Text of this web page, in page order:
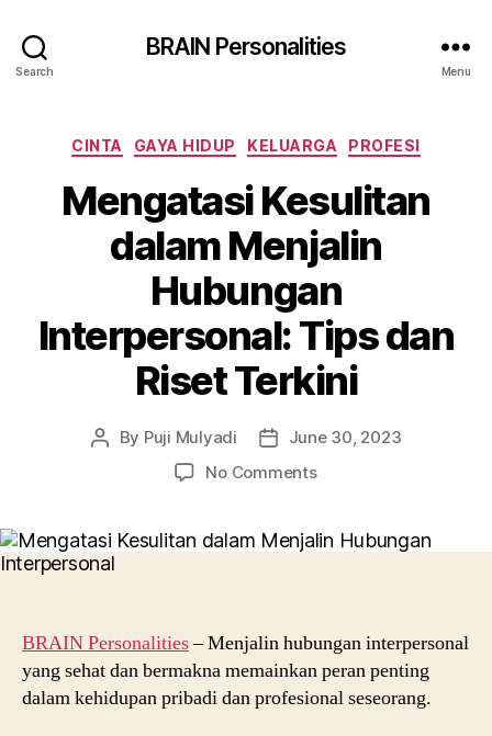
Search
BRAIN Personalities
Menu
Categories
CINTA GAYA HIDUP KELUARGA PROFESI
Mengatasi Kesulitan
dalam Menjalin
Hubungan
Interpersonal: Tips dan
Riset Terkini
Post
By Puji Mulyadi
PostJune 30, 2023
No Commentson
dalam
Tips
dan
Riset
BRAIN Personalities– Menjalin hubungan interpersonal
yang sehat dan bermakna memainkan peran penting
dalam kehidupan pribadi dan profesional seseorang.